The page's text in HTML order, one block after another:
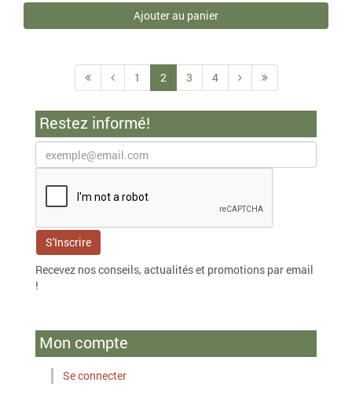
Ajouter au panier
1 2 3 4
Restez informé!
Recevez nos conseils, actualités et promotions par email
!
Mon compte
Se connecter